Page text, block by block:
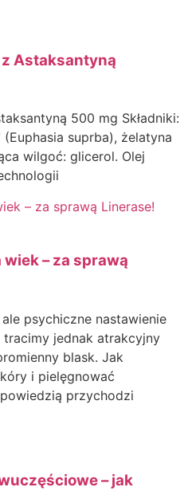
z Astaksantyną
500 mg Składniki:
suprba), żelatyna
wilgoć: glicerol. Olej
wiek – za sprawą
psychiczne nastawienie
tracimy jednak atrakcyjny
blask. Jak
i pielęgnować
przychodzi
– jak